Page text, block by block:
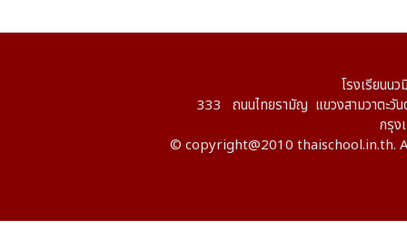
โรงเรียนน
333 ถนนไทยรามัญ แขวงสามวาตะวันต
กรุง
© copyright@2010 thaischool.in.th.